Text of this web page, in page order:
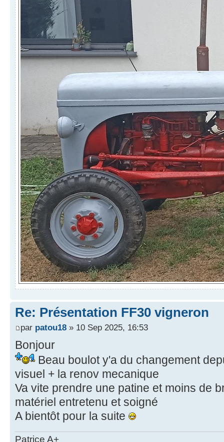
Re: Présentation FF30 vigneron
par patou18 » 10 Sep 2025, 16:53
Bonjour
Beau boulot y'a du changement
visuel + la renov mecanique
Va vite prendre une patine et moins de
matériel entretenu et soigné
A bientôt pour la suite
Patrice A+